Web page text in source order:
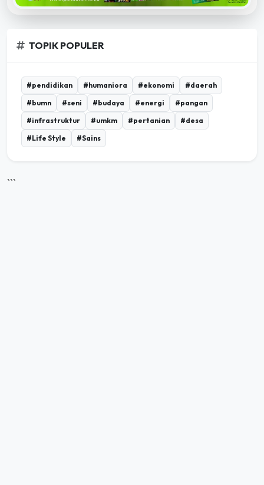
TOPIK POPULER
#pendidikan #humaniora #ekonomi
#daerah
#bumn
#seni #budaya #energi
#pangan
#infrastruktur
#umkm #pertanian
#desa
#Life Style
#Sains
```